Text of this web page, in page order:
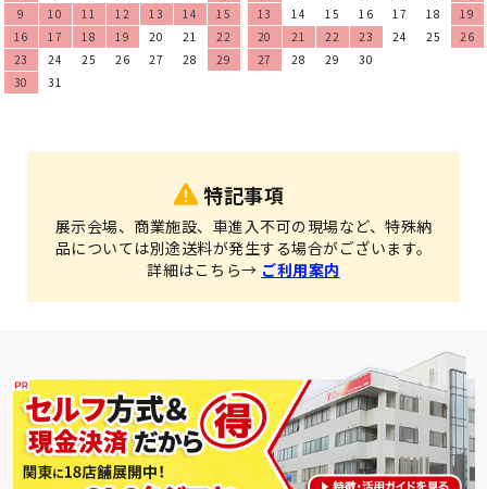
9
10 11 12 13 14
15
16
17 18 19 20 21
22
23
24 25 26 27 28
29
30
31
13
14 15 16 17 18
19
20
21 22 23 24 25
26
27
28 29 30
特記事項
展示会場、商業施設、車進入不可の現場など、特殊納
品については別途送料が発生する場合がございます。
詳細はこちら→ ご利用案内